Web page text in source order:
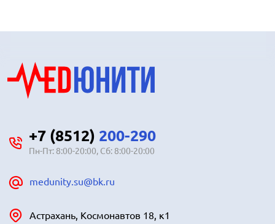
+7 (8512) 200-290
Пн-Пт: 8:00-20:00, Сб: 8:00-20:00
medunity.su@bk.ru
Астрахань, Космонавтов 18, к1